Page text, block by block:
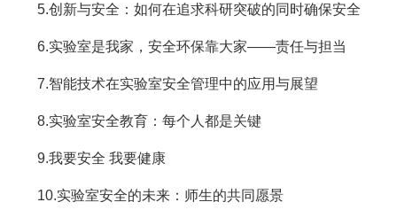
5.创新与安全：如何在追求科研突破的同时确保安全
6.实验室是我家，安全环保靠大家——责任与担当
7.智能技术在实验室安全管理中的应用与展望
8.实验室安全教育：每个人都是关键
9.我要安全 我要健康
10.实验室安全的未来：师生的共同愿景